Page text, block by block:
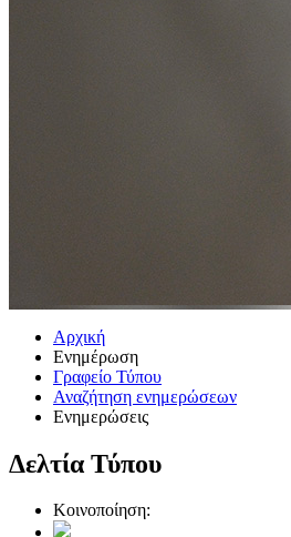
Αρχική
Ενημέρωση
Γραφείο Τύπου
Αναζήτηση ενημερώσεων
Ενημερώσεις
Δελτία Τύπου
Κοινοποίηση: